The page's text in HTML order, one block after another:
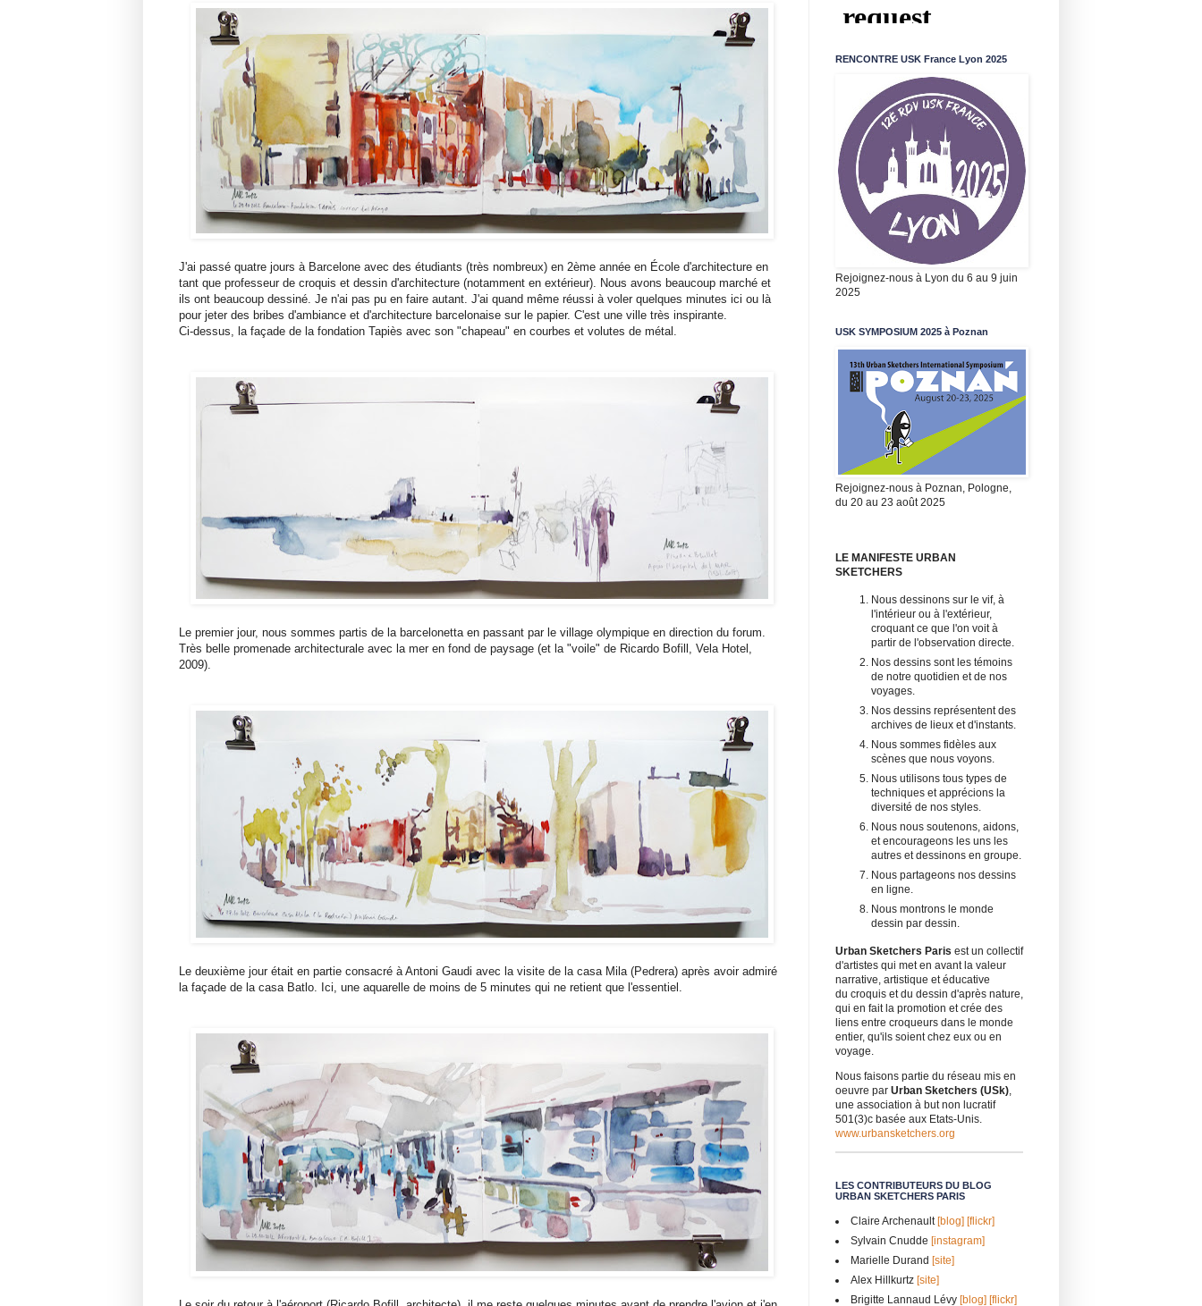
J'ai passé quatre jours à Barcelone avec des étudiants (très nombreux) en 2ème année en École d'architecture en
tant que professeur de croquis et dessin d'architecture (notamment en extérieur). Nous avons beaucoup marché et
ils ont beaucoup dessiné. Je n'ai pas pu en faire autant. J'ai quand même réussi à voler quelques minutes ici ou là
pour jeter des bribes d'ambiance et d'architecture barcelonaise sur le papier. C'est une ville très inspirante.
Ci-dessus, la façade de la fondation Tapiès avec son "chapeau" en courbes et volutes de métal.
Le premier jour, nous sommes partis de la barcelonetta en passant par le village olympique en direction du forum.
Très belle promenade architecturale avec la mer en fond de paysage (et la "voile" de Ricardo Bofill, Vela Hotel,
2009).
Le deuxième jour était en partie consacré à Antoni Gaudi avec la visite de la casa Mila (Pedrera) après avoir admiré
la façade de la casa Batlo. Ici, une aquarelle de moins de 5 minutes qui ne retient que l'essentiel.
RENCONTRE USK France Lyon 2025
Rejoignez-nous à Lyon du 6 au 9 juin
2025
USK SYMPOSIUM 2025 à Poznan
Rejoignez-nous à Poznan, Pologne,
du 20 au 23 août 2025
LE MANIFESTE URBAN
SKETCHERS
Nous dessinons sur le vif, à
l'intérieur ou à l'extérieur,
croquant ce que l'on voit à
partir de l'observation directe.
Nos dessins sont les témoins
de notre quotidien et de nos
voyages.
Nos dessins représentent des
archives de lieux et d'instants.
Nous sommes fidèles aux
scènes que nous voyons.
Nous utilisons tous types de
techniques et apprécions la
diversité de nos styles.
Nous nous soutenons, aidons,
et encourageons les uns les
autres et dessinons en groupe.
Nous partageons nos dessins
en ligne.
Nous montrons le monde
dessin par dessin.
Urban Sketchers Paris est un collectif
d'artistes qui met en avant la valeur
narrative, artistique et éducative
du croquis et du dessin d'après nature,
qui en fait la promotion et crée des
liens entre croqueurs dans le monde
entier, qu'ils soient chez eux ou en
voyage.
Nous faisons partie du réseau mis en
oeuvre par Urban Sketchers (USk)
une association à but non lucratif
501(3)c basée aux Etats-Unis.
www.urbansketchers.org
LES CONTRIBUTEURS DU BLOG
URBAN SKETCHERS PARIS
Claire Archenault[blog] [flickr]
Sylvain Cnudde [instagram]
Marielle Durand [site]
Alex Hillkurtz [site]
Brigitte Lannaud Lévy [blog] [flickr]